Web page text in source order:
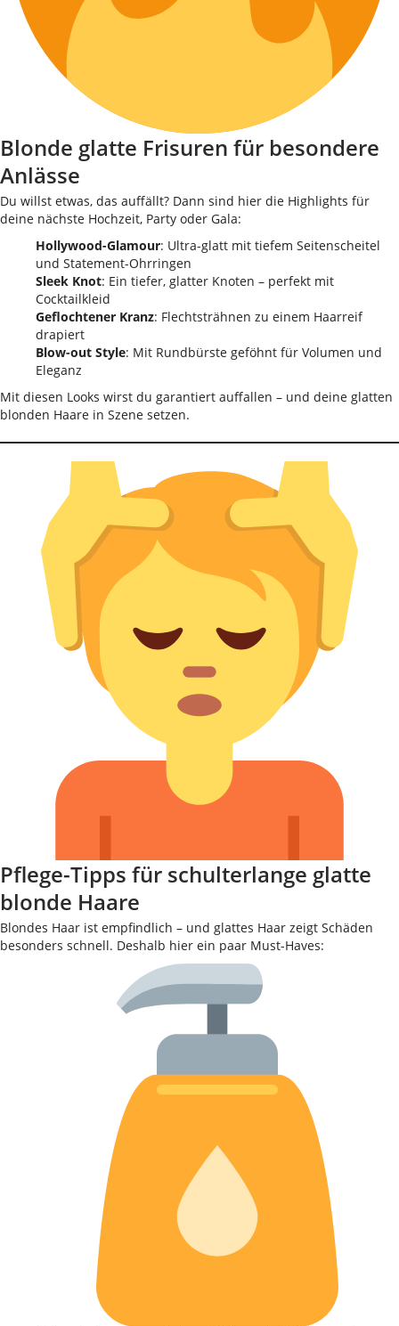
Blonde glatte Frisuren für besondere
Anlässe
Du willst etwas, das auffällt? Dann sind hier die Highlights für
deine nächste Hochzeit, Party oder Gala:
Hollywood-Glamour: Ultra-glatt mit tiefem Seitenscheitel
und Statement-Ohrringen
Sleek Knot: Ein tiefer, glatter Knoten – perfekt mit
Cocktailkleid
Geflochtener Kranz: Flechtsträhnen zu einem Haarreif
drapiert
Blow-out Style: Mit Rundbürste geföhnt für Volumen und
Eleganz
Mit diesen Looks wirst du garantiert auffallen – und deine glatten
blonden Haare in Szene setzen.
Pflege-Tipps für schulterlange glatte
blonde Haare
Blondes Haar ist empfindlich – und glattes Haar zeigt Schäden
besonders schnell. Deshalb hier ein paar Must-Haves: